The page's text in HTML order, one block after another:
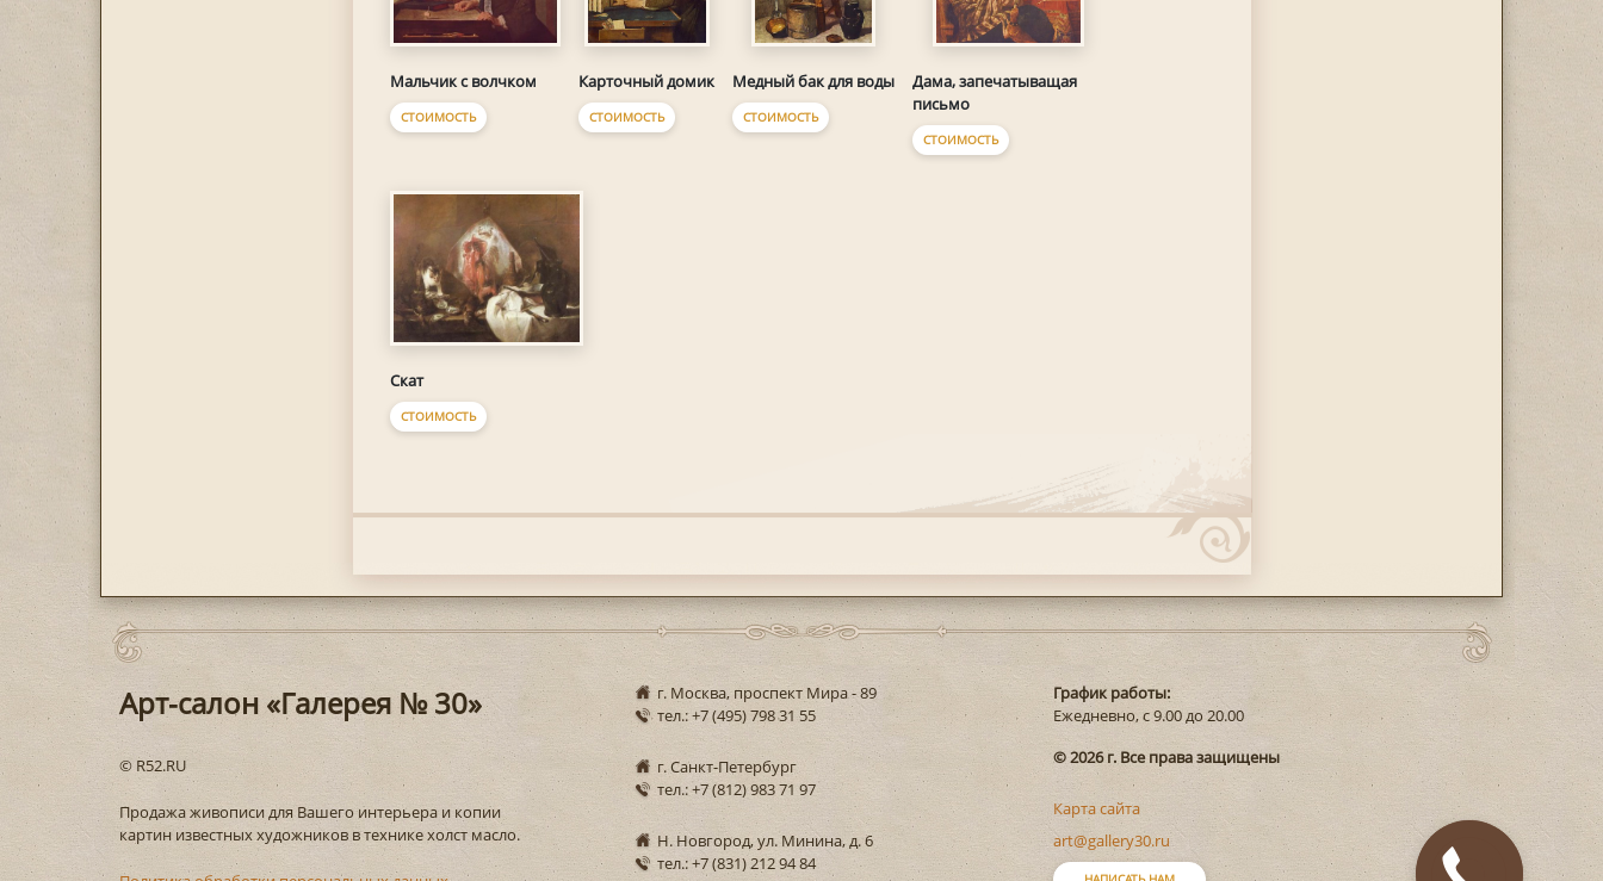
Мальчик с волчком
СТОИМОСТЬ
Карточный домик
СТОИМОСТЬ
Медный бак для воды
СТОИМОСТЬ
Дама, запечатыващая
письмо
СТОИМОСТЬ
Скат
СТОИМОСТЬ
Арт-салон «Галерея № 30»
© R52.RU
Продажа живописи для Вашего интерьера и копии
картин известных художников в технике холст масло.
г. Москва, проспект Мира - 89
тел.: +7 (495) 798 31 55
г. Санкт-Петербург
тел.: +7 (812) 983 71 97
Н. Новгород, ул. Минина, д. 6
тел.: +7 (831) 212 94 84
График работы:
Ежедневно, с 9.00 до 20.00
© 2026 г. Все права защищены
Карта сайта
art@gallery30.ru
Закажите